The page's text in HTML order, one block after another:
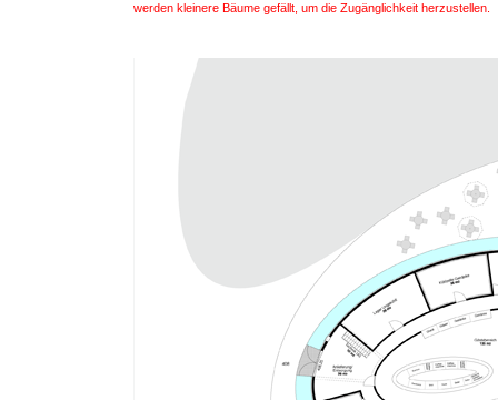
werden kleinere Bäume gefällt, um die Zugänglichkeit herzustellen.